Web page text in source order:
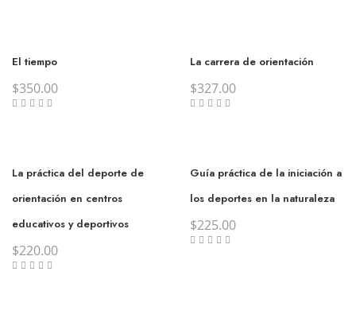
El tiempo
$350.00
La carrera de orientación
$327.00
La práctica del deporte de
orientación en centros
educativos y deportivos
$220.00
Guía práctica de la iniciación a
los deportes en la naturaleza
$225.00